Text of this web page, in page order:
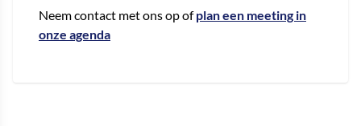
Neem contact met ons op ofplan een meeting in
onze agenda